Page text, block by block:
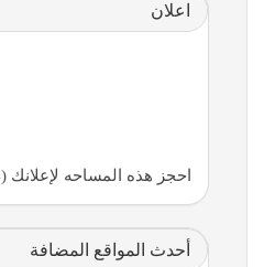
اعلان
احجز هذه المساحه لإعلانك (ad4)
أحدث المواقع المضافة